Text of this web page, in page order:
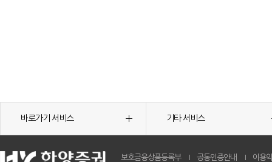
바로가기 서비스 기타 서비스
보호금융상품등록부 공동인증안내 이용